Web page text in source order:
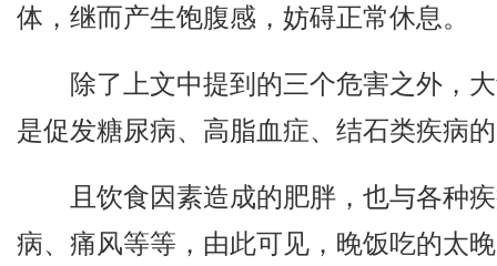
体，继而产生饱腹感，妨碍正常休息。
除了上文中提到的三个危害之外，
是促发糖尿病、高脂血症、结石类疾病
且饮食因素造成的肥胖，也与各种
病、痛风等等，由此可见，晚饭吃的太